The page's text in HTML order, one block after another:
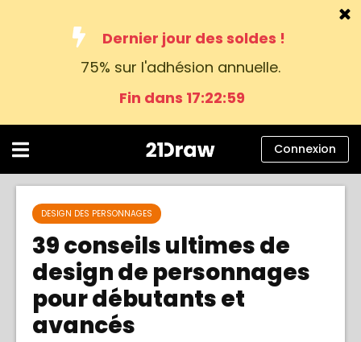
Dernier jour des soldes !
75% sur l'adhésion annuelle.
Fin dans 17:22:58
Aide
Blog
À propos
Connexion
Français
Connexion
DESIGN DES PERSONNAGES
39 conseils ultimes de
design de personnages
pour débutants et
avancés